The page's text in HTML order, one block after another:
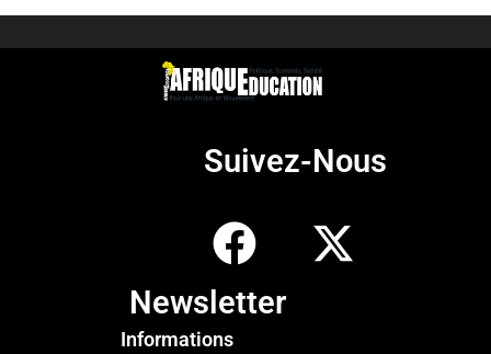
Suivez-Nous
Newsletter
Informations